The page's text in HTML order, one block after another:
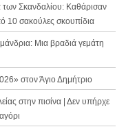
Σκανδαλίου: Καθάρισαν
10 σακούλες σκουπίδια
Μια βραδιά γεμάτη
στον Άγιο Δημήτριο
στην πισίνα | Δεν υπήρχε